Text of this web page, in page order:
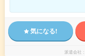
気になる!
派遣会社